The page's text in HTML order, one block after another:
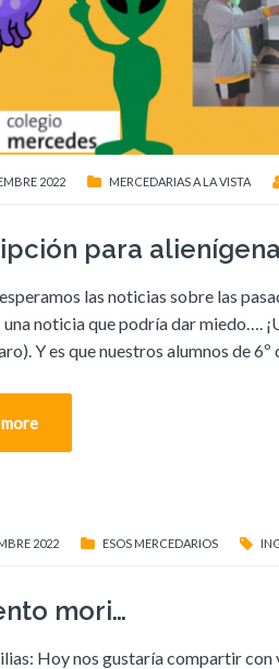
2022 MERCEDARIAS A LA VISTA
para
las noticias sobre las
noticia que podría dar miedo….
Y es que nuestros alumnos de
2022 ESOS MERCEDARIOS
mori…
Hoy nos gustaría compartir con